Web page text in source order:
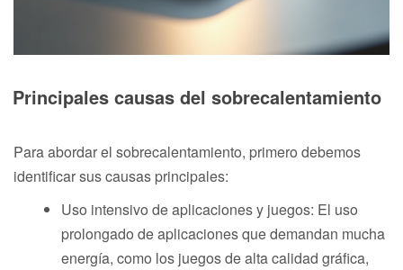
Principales causas del sobrecalentamiento
Para abordar el sobrecalentamiento, primero debemos
identificar sus causas principales:
Uso intensivo de aplicaciones y juegos: El uso
prolongado de aplicaciones que demandan mucha
energía, como los juegos de alta calidad gráfica,